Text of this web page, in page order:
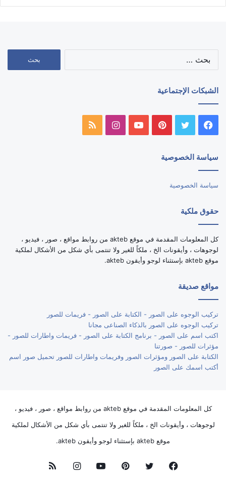
الشبكات الإجتماعية
فيسبوك تويتر بينتيريستيوتيوبانستقرامملخص
سياسة الخصوصية
سياسة الخصوصية
حقوق ملكية
كل المعلومات المقدمة في موقع akteb من روابط مواقع ، صور ، فيديو ،
لوجوهات ، وأيقونات الخ ، ملكاً للغير ولا تنتمى بأي شكل من الأشكال لملكية
موقع akteb بإستثناء لوجو وأيقون akteb.
مواقع صديقة
تركيب الوجوه على الصور - الكتابة على الصور - فريمات للصور
تركيب الوجوه على الصور بالذكاء الصناعى مجانا
اكتب اسم على الصور - برنامج الكتابة على الصور - فريمات واطارات للصور -
مؤثرات للصور - صورتنا
الكتابة على الصور ومؤثرات الصور وفريمات واطارات للصور تحميل صور اسم
أكتب اسمك على الصور
كل المعلومات المقدمة في موقع akteb من روابط مواقع ، صور ، فيديو ،
لوجوهات ، وأيقونات الخ ، ملكاً للغير ولا تنتمى بأي شكل من الأشكال لملكية
موقع akteb بإستثناء لوجو وأيقون akteb.
فيسبوك تويتر بينتيريستيوتيوبانستقرامملخص